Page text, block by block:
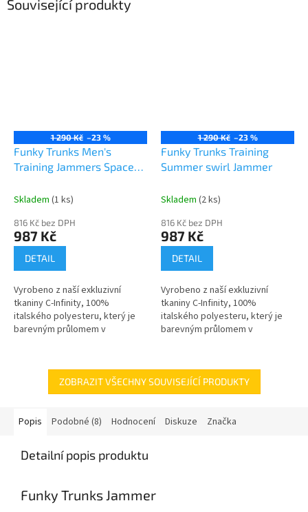
Související produkty
1 290 Kč –23 %
Funky Trunks Men's
Training Jammers Space
Skladem (1 ks)
816 Kč bez DPH
987 Kč
DETAIL
Vyrobeno z naší exkluzivní
tkaniny C-Infinity, 100%
italského polyesteru, který je
barevným průlomem v
plavce,...
1 290 Kč –23 %
Funky Trunks Training
Summer swirl Jammer
Skladem (2 ks)
816 Kč bez DPH
987 Kč
DETAIL
Vyrobeno z naší exkluzivní
tkaniny C-Infinity, 100%
italského polyesteru, který je
barevným průlomem v
plavce,...
ZOBRAZIT VŠECHNY SOUVISEJÍCÍ PRODUKTY
Popis Podobné (8) Hodnocení Diskuze Značka
Detailní popis produktu
Funky Trunks Jammer